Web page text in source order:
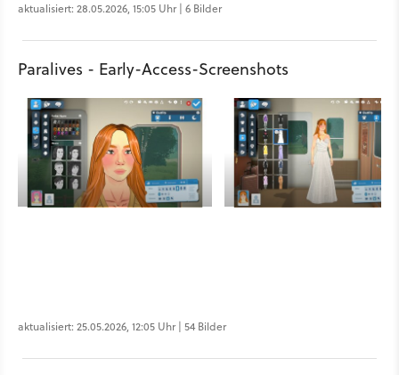
aktualisiert: 28.05.2026, 15:05 Uhr | 6 Bilder
Paralives - Early-Access-Screenshots
aktualisiert: 25.05.2026, 12:05 Uhr | 54 Bilder